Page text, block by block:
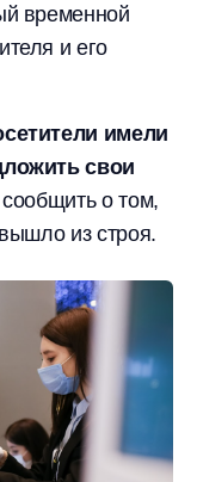
временной
и его
имели
свои
о том,
из строя.